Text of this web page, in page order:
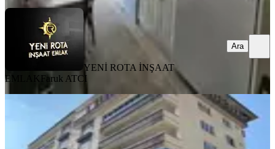
YENİ ROTA İNŞAAT
EMLAK Faruk ATCI
Ara
Yamaçtepe'de Fırsat Daire 3+1
Onikişubat, Yamaçtepe Mahallesi